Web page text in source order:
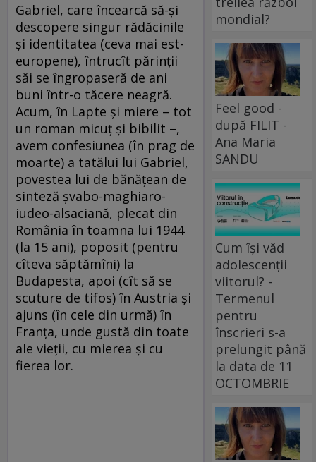
Gabriel, care încearcă să-şi
descopere singur rădăcinile
şi identitatea (ceva mai est-
europene), întrucît părinţii
săi se îngropaseră de ani
buni într-o tăcere neagră.
Acum, în Lapte şi miere – tot
un roman micuţ şi bibilit –,
avem confesiunea (în prag de
moarte) a tatălui lui Gabriel,
povestea lui de bănăţean de
sinteză şvabo-maghiaro-
iudeo-alsaciană, plecat din
România în toamna lui 1944
(la 15 ani), poposit (pentru
cîteva săptămîni) la
Budapesta, apoi (cît să se
scuture de tifos) în Austria şi
ajuns (în cele din urmă) în
Franţa, unde gustă din toate
ale vieţii, cu mierea şi cu
fierea lor.
mondial?
Feel good -
după FILIT -
Ana Maria
SANDU
Cum își văd
adolescenții
viitorul? -
Termenul
pentru
înscrieri s-a
prelungit până
la data de 11
OCTOMBRIE